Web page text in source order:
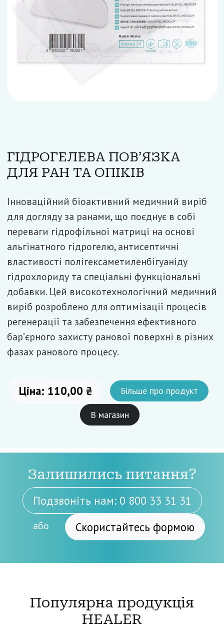
Следующий
ГІДРОГЕЛЕВА ПОВ’ЯЗКА
ДЛЯ РАН ТА ОПІКІВ
Інноваційний біоактивний медичний виріб
для догляду за ранами, що поєднує в собі
переваги гідрофільної матриці на основі
альгінатного гідрогелю, антисептичні
властивості полігексаметиленбігуаніду
гідрохлориду та спеціальні функціональні
добавки. Цей високотехнологічний медичний
виріб розроблено для оптимізації процесів
регенерації та забезпечення ефективного
бар’єрного захисту ранової поверхні в різних
фазах ранового процесу.
Ціна: 110,00 ₴ Більше про продукт
В магазин
Залишились питання?
Подзвоніть нам: 0 800 33 31 31
або Скористайтесь формою
Популярна продукція
HEALER